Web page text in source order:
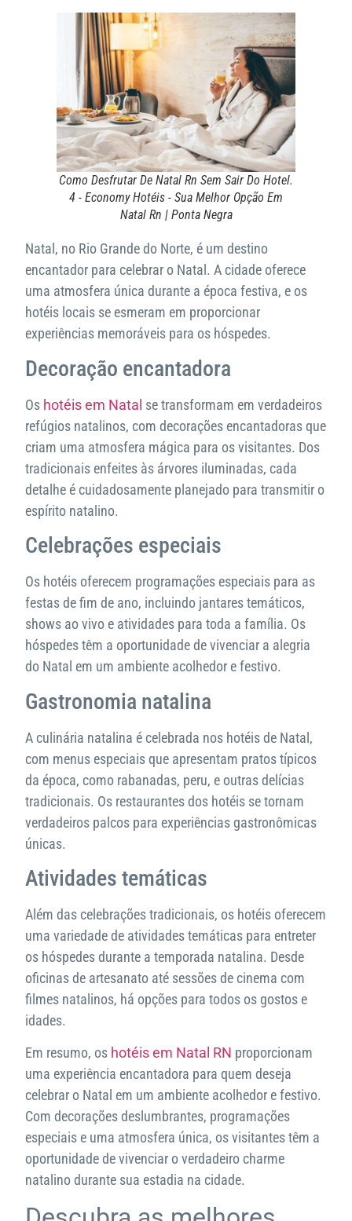
Como Desfrutar De Natal Rn Sem Sair Do Hotel.
4 - Economy Hotéis - Sua Melhor Opção Em
Natal Rn | Ponta Negra
Natal, no Rio Grande do Norte, é um destino
encantador para celebrar o Natal. A cidade oferece
uma atmosfera única durante a época festiva, e os
hotéis locais se esmeram em proporcionar
experiências memoráveis para os hóspedes.
Decoração encantadora
Os hotéis em Natal se transformam em verdadeiros
refúgios natalinos, com decorações encantadoras que
criam uma atmosfera mágica para os visitantes. Dos
tradicionais enfeites às árvores iluminadas, cada
detalhe é cuidadosamente planejado para transmitir o
espírito natalino.
Celebrações especiais
Os hotéis oferecem programações especiais para as
festas de fim de ano, incluindo jantares temáticos,
shows ao vivo e atividades para toda a família. Os
hóspedes têm a oportunidade de vivenciar a alegria
do Natal em um ambiente acolhedor e festivo.
Gastronomia natalina
A culinária natalina é celebrada nos hotéis de Natal,
com menus especiais que apresentam pratos típicos
da época, como rabanadas, peru, e outras delícias
tradicionais. Os restaurantes dos hotéis se tornam
verdadeiros palcos para experiências gastronômicas
únicas.
Atividades temáticas
Além das celebrações tradicionais, os hotéis oferecem
uma variedade de atividades temáticas para entreter
os hóspedes durante a temporada natalina. Desde
oficinas de artesanato até sessões de cinema com
filmes natalinos, há opções para todos os gostos e
idades.
Em resumo, os hotéis em Natal RN proporcionam
uma experiência encantadora para quem deseja
celebrar o Natal em um ambiente acolhedor e festivo.
Com decorações deslumbrantes, programações
especiais e uma atmosfera única, os visitantes têm a
oportunidade de vivenciar o verdadeiro charme
natalino durante sua estadia na cidade.